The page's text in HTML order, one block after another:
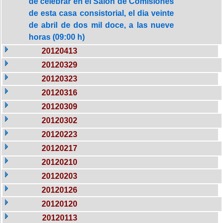
de esta casa consistorial, el dia veinte
de abril de dos mil doce, a las nueve
horas (09:00 h)
20120413
20120329
20120323
20120316
20120309
20120302
20120223
20120217
20120210
20120203
20120126
20120120
20120113